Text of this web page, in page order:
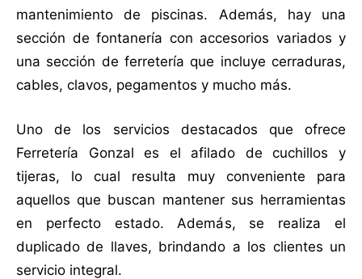
mantenimiento de piscinas. Además, hay una
sección de fontanería con accesorios variados y
una sección de ferretería que incluye cerraduras,
cables, clavos, pegamentos y mucho más.
Uno de los servicios destacados que ofrece
Ferretería Gonzal es el afilado de cuchillos y
tijeras, lo cual resulta muy conveniente para
aquellos que buscan mantener sus herramientas
en perfecto estado. Además, se realiza el
duplicado de llaves, brindando a los clientes un
servicio integral.